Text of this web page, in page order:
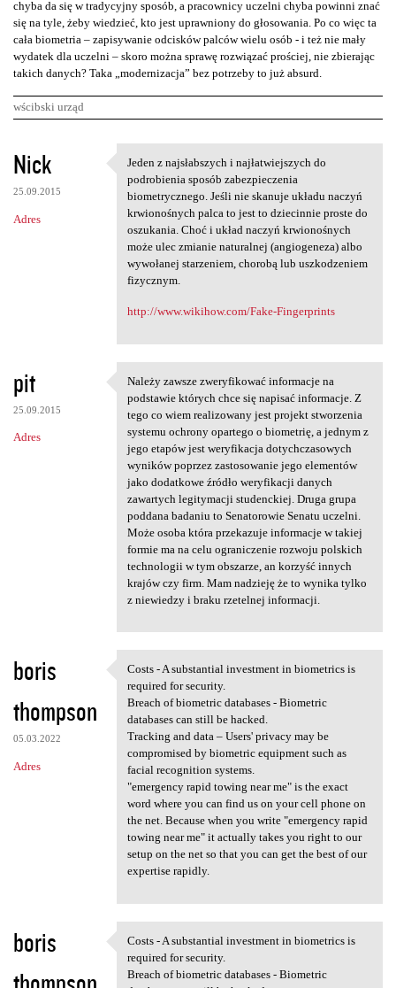
chyba da się w tradycyjny sposób, a pracownicy uczelni chyba powinni znać
się na tyle, żeby wiedzieć, kto jest uprawniony do głosowania. Po co więc ta
cała biometria – zapisywanie odcisków palców wielu osób - i też nie mały
wydatek dla uczelni – skoro można sprawę rozwiązać prościej, nie zbierając
takich danych? Taka „modernizacja” bez potrzeby to już absurd.
wścibski urząd
K
o
m
e
e
Nick
25.09.2015
Adres
Jeden z najsłabszych i
Jeden z najsłabszych i najłatwiejszych do
podrobienia sposób zabezpieczenia
biometrycznego. Jeśli nie skanuje układu naczyń
krwionośnych palca to jest to dziecinnie proste do
oszukania. Choć i układ naczyń krwionośnych
może ulec zmianie naturalnej (angiogeneza) albo
wywołanej starzeniem, chorobą lub uszkodzeniem
fizycznym.
http://www.wikihow.com/Fake-Fingerprints
pit
25.09.2015
Adres
Należy zawsze zweryfikować
Należy zawsze zweryfikować informacje na
podstawie których chce się napisać informacje. Z
tego co wiem realizowany jest projekt stworzenia
systemu ochrony opartego o biometrię, a jednym z
jego etapów jest weryfikacja dotychczasowych
wyników poprzez zastosowanie jego elementów
jako dodatkowe źródło weryfikacji danych
zawartych legitymacji studenckiej. Druga grupa
poddana badaniu to Senatorowie Senatu uczelni.
Może osoba która przekazuje informacje w takiej
formie ma na celu ograniczenie rozwoju polskich
technologii w tym obszarze, an korzyść innych
krajów czy firm. Mam nadzieję że to wynika tylko
z niewiedzy i braku rzetelnej informacji.
boris
thompson
05.03.2022
Adres
Costs - A substantial
Costs - A substantial investment in biometrics is
required for security.
Breach of biometric databases - Biometric
databases can still be hacked.
Tracking and data – Users' privacy may be
compromised by biometric equipment such as
facial recognition systems.
"emergency rapid towing near me" is the exact
word where you can find us on your cell phone on
the net. Because when you write "emergency rapid
towing near me" it actually takes you right to our
setup on the net so that you can get the best of our
expertise rapidly.
boris
Costs - A substantial
Costs - A substantial investment in biometrics is
required for security.
Breach of biometric databases - Biometric